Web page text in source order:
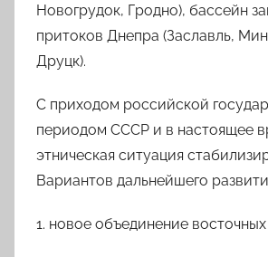
Новогрудок, Гродно), бассейн
притоков Днепра (Заславль,
Друцк).
С приходом российской
периодом СССР и в настоящее
этническая ситуация
Вариантов дальнейшего
1. новое объединение восточных